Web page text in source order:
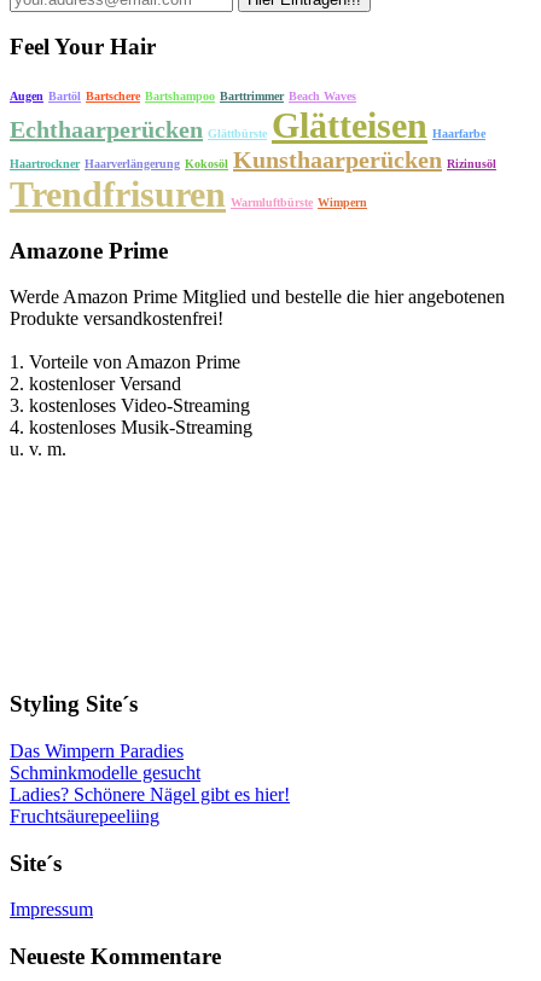
Feel Your Hair
Augen Bartöl Bartschere Bartshampoo Barttrimmer Beach Waves
Echthaarperücken Glättbürste Glätteisen Haarfarbe
Haartrockner Haarverlängerung Kokosöl Kunsthaarperücken Rizinusöl
Trendfrisuren Warmluftbürste Wimpern
Amazone Prime
Werde Amazon Prime Mitglied und bestelle die hier angebotenen
Produkte versandkostenfrei!
1. Vorteile von Amazon Prime
2. kostenloser Versand
3. kostenloses Video-Streaming
4. kostenloses Musik-Streaming
u. v. m.
Styling Site´s
Das Wimpern Paradies
Schminkmodelle gesucht
Ladies? Schönere Nägel gibt es hier!
Fruchtsäurepeeliing
Site´s
Impressum
Neueste Kommentare